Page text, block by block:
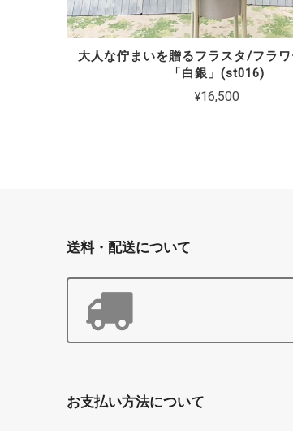
大人な佇まいを贈るフラスタ/フラ
「白銀」(st016)
¥16,500
送料・配送について
お支払い方法について